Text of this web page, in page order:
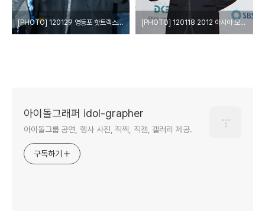
[PHOTO] 120129 영등포 핫트랙스 팬사인회 - 엠블랙 by o첫눈에o [PHOTO] 120118 2012 아시아 모델상 시상식 - 정일우 by IDOL-GRAPHER
아이돌그래퍼 idol-grapher
아이돌그룹 공연, 행사 사진, 직찍, 직캠, 갤러리 제공.
구독하기